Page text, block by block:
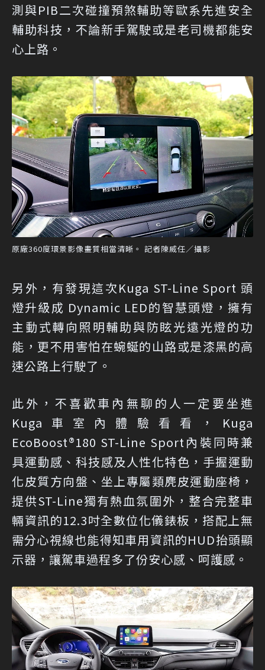
測與PIB二次碰撞預煞輔助等歐系先進安全
輔助科技，不論新手駕駛或是老司機都能安
心上路。
原廠360度環景影像畫質相當清晰。 記者陳威任／攝影
另外，有發現這次Kuga ST-Line Sport 頭
燈升級成 Dynamic LED的智慧頭燈，擁有
主動式轉向照明輔助與防眩光遠光燈的功
能，更不用害怕在蜿蜒的山路或是漆黑的高
速公路上行駛了。
此外，不喜歡車內無聊的人一定要坐進
Kuga車室內體驗看看，Kuga
EcoBoost®180 ST-Line Sport內裝同時兼
具運動感、科技感及人性化特色，手握運動
化皮質方向盤、坐上專屬類麂皮運動座椅，
提供ST-Line獨有熱血氛圍外，整合完整車
輛資訊的12.3吋全數位化儀錶板，搭配上無
需分心視線也能得知車用資訊的HUD抬頭顯
示器，讓駕車過程多了份安心感、呵護感。